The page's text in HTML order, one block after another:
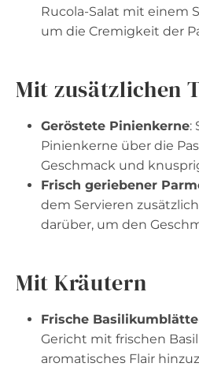
Rucola-Salat mit einem
um die Cremigkeit der
Mit zusätzlichen
Geröstete Pinienkerne:
Pinienkerne über die
Geschmack und
Frisch geriebener
dem Servieren
darüber, um den
Mit Kräutern
Frische
Gericht mit frischen
aromatisches Flair